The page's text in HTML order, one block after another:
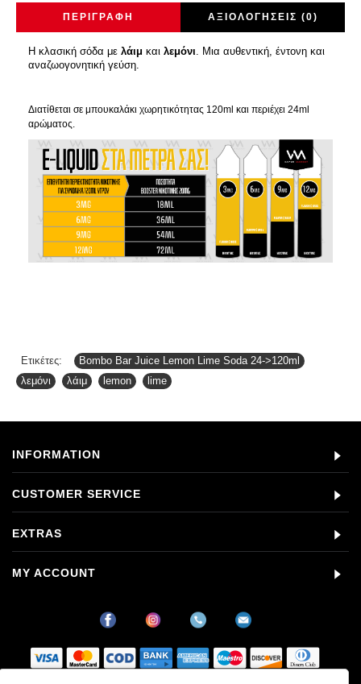
ΠΕΡΙΓΡΑΦΉ ΑΞΙΟΛΟΓΉΣΕΙΣ (0)
Η κλασική σόδα με λάιμ και λεμόνι. Μια αυθεντική, έντονη και
αναζωογονητική γεύση.
Διατίθεται σε μπουκαλάκι χωρητικότητας 120ml και περιέχει 24ml
αρώματος.
Ετικέτες: Bombo Bar Juice Lemon Lime Soda 24->120ml
λεμόνι
λάιμ lemon lime
INFORMATION
CUSTOMER SERVICE
EXTRAS
MY ACCOUNT